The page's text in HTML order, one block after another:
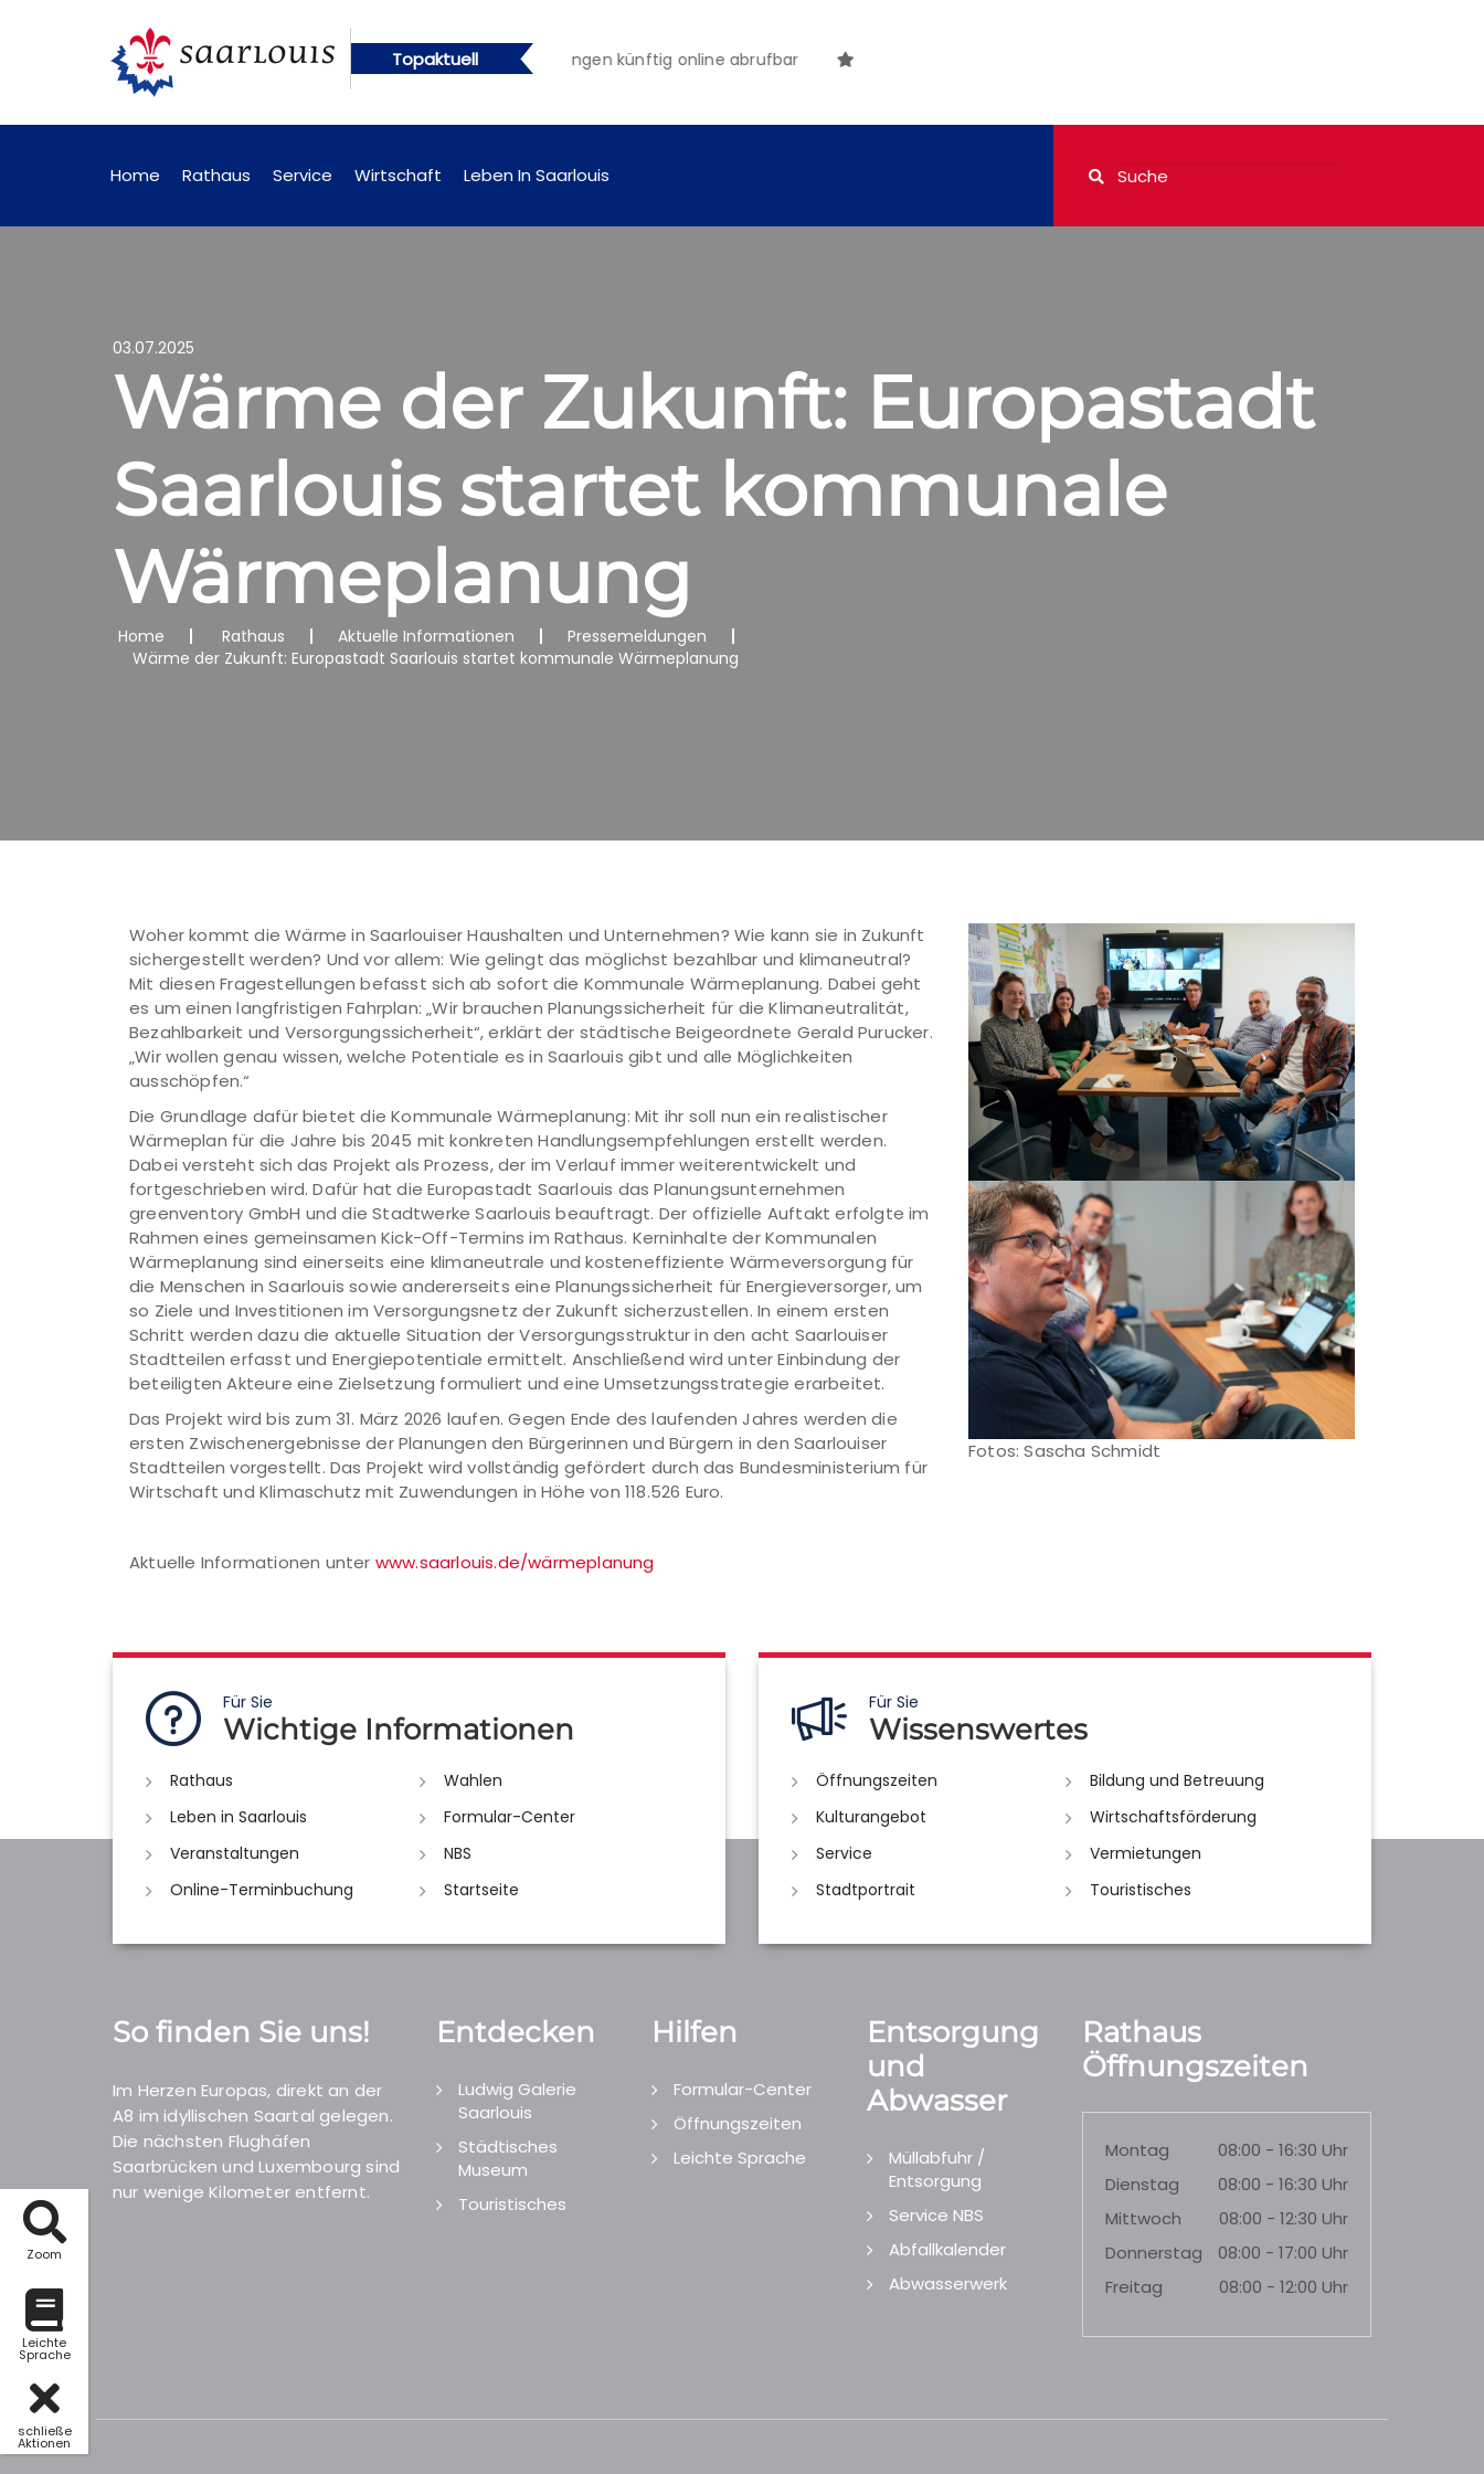
Zoom
Leichte
Sprache
schließe
Aktionen
Topaktuell
künftig online abrufbar Öffentliche Bekanntmachungen künftig online abrufbar
Home Rathaus Service Wirtschaft Leben In Saarlouis
03.07.2025
Wärme der Zukunft: Europastadt
Saarlouis startet kommunale
Wärmeplanung
Home Rathaus Aktuelle Informationen
Pressemeldungen
Wärme der Zukunft: Europastadt Saarlouis startet kommunale Wärmeplanung
Woher kommt die Wärme in Saarlouiser Haushalten und Unternehmen? Wie kann sie in Zukunft
sichergestellt werden? Und vor allem: Wie gelingt das möglichst bezahlbar und klimaneutral?
Mit diesen Fragestellungen befasst sich ab sofort die Kommunale Wärmeplanung. Dabei geht
es um einen langfristigen Fahrplan: „Wir brauchen Planungssicherheit für die Klimaneutralität,
Bezahlbarkeit und Versorgungssicherheit“, erklärt der städtische Beigeordnete Gerald Purucker.
„Wir wollen genau wissen, welche Potentiale es in Saarlouis gibt und alle Möglichkeiten
ausschöpfen.“
Die Grundlage dafür bietet die Kommunale Wärmeplanung: Mit ihr soll nun ein realistischer
Wärmeplan für die Jahre bis 2045 mit konkreten Handlungsempfehlungen erstellt werden.
Dabei versteht sich das Projekt als Prozess, der im Verlauf immer weiterentwickelt und
fortgeschrieben wird. Dafür hat die Europastadt Saarlouis das Planungsunternehmen
greenventory GmbH und die Stadtwerke Saarlouis beauftragt. Der offizielle Auftakt erfolgte im
Rahmen eines gemeinsamen Kick-Off-Termins im Rathaus. Kerninhalte der Kommunalen
Wärmeplanung sind einerseits eine klimaneutrale und kosteneffiziente Wärmeversorgung für
die Menschen in Saarlouis sowie andererseits eine Planungssicherheit für Energieversorger, um
so Ziele und Investitionen im Versorgungsnetz der Zukunft sicherzustellen. In einem ersten
Schritt werden dazu die aktuelle Situation der Versorgungsstruktur in den acht Saarlouiser
Stadtteilen erfasst und Energiepotentiale ermittelt. Anschließend wird unter Einbindung der
beteiligten Akteure eine Zielsetzung formuliert und eine Umsetzungsstrategie erarbeitet.
Das Projekt wird bis zum 31. März 2026 laufen. Gegen Ende des laufenden Jahres werden die
ersten Zwischenergebnisse der Planungen den Bürgerinnen und Bürgern in den Saarlouiser
Stadtteilen vorgestellt. Das Projekt wird vollständig gefördert durch das Bundesministerium für
Wirtschaft und Klimaschutz mit Zuwendungen in Höhe von 118.526 Euro.
Aktuelle Informationen unter www.saarlouis.de/wärmeplanung
Fotos: Sascha Schmidt
Für Sie
Wichtige Informationen
Rathaus
Wahlen
Leben in Saarlouis
Formular-Center
Veranstaltungen
NBS
Online-Terminbuchung
Startseite
Für Sie
Wissenswertes
Öffnungszeiten
Bildung und Betreuung
Kulturangebot
Wirtschaftsförderung
Service
Vermietungen
Stadtportrait
Touristisches
So finden Sie uns!
Im Herzen Europas, direkt an der
A8 im idyllischen Saartal gelegen.
Die nächsten Flughäfen
Saarbrücken und Luxembourg sind
nur wenige Kilometer entfernt.
Entdecken
Ludwig Galerie
Saarlouis
Städtisches
Museum
Touristisches
Hilfen
Formular-Center
Öffnungszeiten
Leichte Sprache
Entsorgung
und
Abwasser
Müllabfuhr /
Entsorgung
Service NBS
Abfallkalender
Abwasserwerk
Rathaus
Öffnungszeiten
Montag
08:00 - 16:30 Uhr
Dienstag
08:00 - 16:30 Uhr
Mittwoch
08:00 - 12:30 Uhr
Donnerstag
08:00 - 17:00 Uhr
Freitag
08:00 - 12:00 Uhr